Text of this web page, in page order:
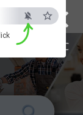
×
ESC